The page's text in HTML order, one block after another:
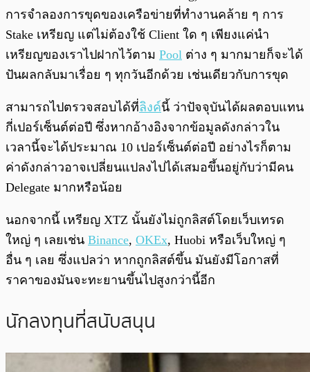
การจำลองการขุดของเครือข่ายที่ทำงานคล้าย ๆ การ
Stake เหรียญ แต่ไม่ต้องใช้ Client ใด ๆ เพียงแค่นำ
เหรียญของเราไปฝากไว้ตาม Pool ต่าง ๆ มากมายก็จะได้
ปันผลกลับมาเรื่อย ๆ ทุกวันอีกด้วย เช่นเดียวกับการขุด
สามารถไปตรวจสอบได้ที่ลิงค์นี้ ว่าปัจจุบันได้ผลตอบแทน
กี่เปอร์เซ็นต์ต่อปี ซึ่งหากอ้างอิงจากข้อมูลดังกล่าวใน
เวลานี้จะได้ประมาณ 10 เปอร์เซ็นต์ต่อปี อย่างไรก็ตาม
ค่าดังกล่าวอาจเปลี่ยนแปลงไปได้เสมอขึ้นอยู่กับว่ามีคน
Delegate มากหรือน้อย
นอกจากนี้ เหรียญ XTZ นั้นยังไม่ถูกลิสต์โดยเว็บเทรด
ใหญ่ ๆ เลยเช่น Binance, OKEx, Huobi หรือเว็บใหญ่ ๆ
อื่น ๆ เลย ซึ่งแปลว่า หากถูกลิสต์ขึ้น มันยังมีโอกาสที่
ราคาของมันจะทะยานขึ้นไปสูงกว่านี้อีก
นักลงทุนที่สนับสนุน